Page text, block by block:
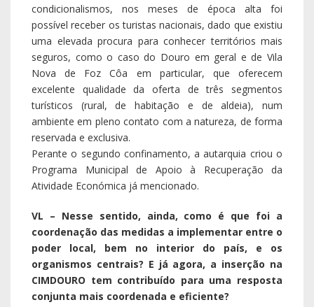
condicionalismos, nos meses de época alta foi
possível receber os turistas nacionais, dado que existiu
uma elevada procura para conhecer territórios mais
seguros, como o caso do Douro em geral e de Vila
Nova de Foz Côa em particular, que oferecem
excelente qualidade da oferta de três segmentos
turísticos (rural, de habitação e de aldeia), num
ambiente em pleno contato com a natureza, de forma
reservada e exclusiva.
Perante o segundo confinamento, a autarquia criou o
Programa Municipal de Apoio à Recuperação da
Atividade Económica já mencionado.
VL – Nesse sentido, ainda, como é que foi a
coordenação das medidas a implementar entre o
poder local, bem no interior do país, e os
organismos centrais? E já agora, a inserção na
CIMDOURO tem contribuído para uma resposta
conjunta mais coordenada e eficiente?